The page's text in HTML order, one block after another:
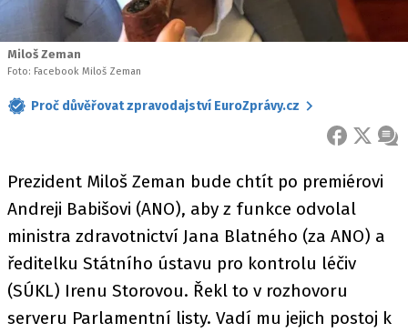
Miloš Zeman
Foto: Facebook Miloš Zeman
Proč důvěřovat zpravodajství EuroZprávy.cz
FACEBOOK
X
Prezident Miloš Zeman bude chtít po premiérovi
Andreji Babišovi (ANO), aby z funkce odvolal
ministra zdravotnictví Jana Blatného (za ANO) a
ředitelku Státního ústavu pro kontrolu léčiv
(SÚKL) Irenu Storovou. Řekl to v rozhovoru
serveru Parlamentní listy. Vadí mu jejich postoj k